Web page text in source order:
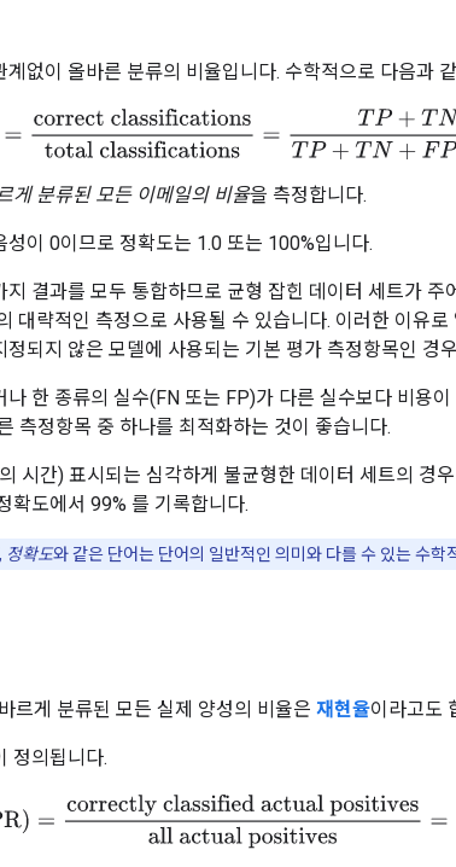
없이 올바른 분류의 비율입니다. 수학적으로 다음과
correct classificationstotal classifications TP+T NTP+T
게 분류된 모든 이메일의 비율을 측정합니다.
이 0이므로 정확도는 1.0 또는 100%입니다.
지 결과를 모두 통합하므로 균형 잡힌 데이터 세트가
대략적인 측정으로 사용될 수 있습니다. 이러한 이유
되지 않은 모델에 사용되는 기본 평가 측정항목인 경
한 종류의 실수(FN 또는 FP)가 다른 실수보다 비용
측정항목 중 하나를 최적화하는 것이 좋습니다.
시간) 표시되는 심각하게 불균형한 데이터 세트의 경
확도에서 99% 를 기록합니다.
, 정확도와 같은 단어는 단어의 일반적인 의미와 다를 수 있는 수학
르게 분류된 모든 실제 양성의 비율은 재현율이라고도
정의됩니다.
correctly classified actual positivesall actual positives